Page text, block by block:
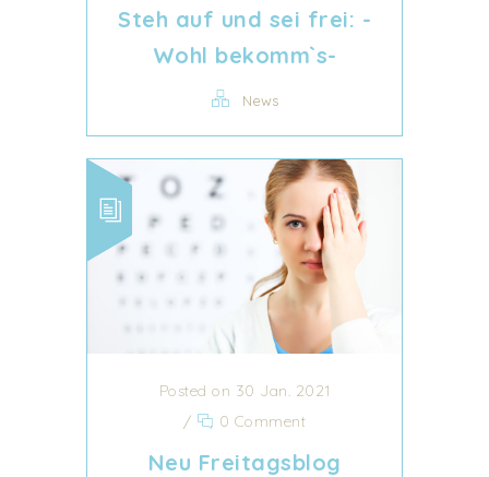
Steh auf und sei frei: -
Wohl bekomm`s-
News
Posted on 30 Jan. 2021
/
0 Comment
Neu Freitagsblog